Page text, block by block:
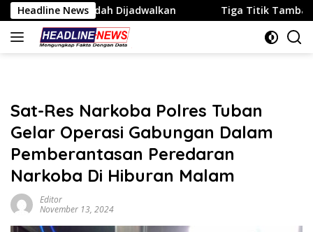
Langsung
ke
konten
Headline News
Dijadwalkan Tiga Titik Tambang Disorot, Sekda
Sat-Res Narkoba Polres Tuban
Gelar Operasi Gabungan Dalam
Pemberantasan Peredaran
Narkoba Di Hiburan Malam
Editor
November 13, 2024